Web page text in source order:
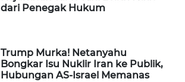
dari Penegak Hukum
Trump Murka! Netanyahu
Bongkar Isu Nuklir Iran ke Publik,
Hubungan AS-Israel Memanas